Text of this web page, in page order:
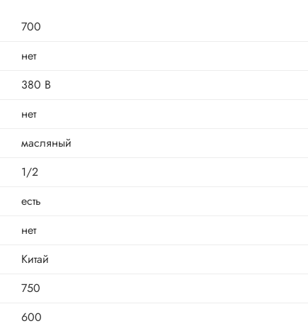
700
нет
380 В
нет
масляный
1/2
есть
нет
Китай
750
600